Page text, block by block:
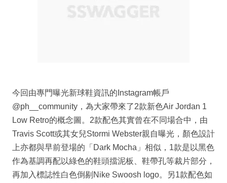
今回由專門曝光新球鞋資訊的Instagram帳戶
@ph__community，為大家帶來了2款新色Air Jordan 1
Low Retro的概念圖。2款配色其實曾在不同場合中，由
Travis Scott或其女兒Stormi Webster親自曝光，顏色設計
上亦都與早前登場的「Dark Mocha」相似，1款是以黑色
作為基調再配以綠色的鞋頭擋泥板、鞋帶孔等裁片部分，
再加入標誌性白色倒剔Nike Swoosh logo。另1款配色如